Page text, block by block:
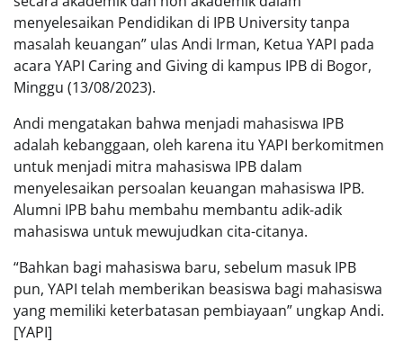
menyelesaikan Pendidikan di IPB University tanpa
masalah keuangan” ulas Andi Irman, Ketua YAPI pada
acara YAPI Caring and Giving di kampus IPB di Bogor,
Minggu (13/08/2023).
Andi mengatakan bahwa menjadi mahasiswa IPB
adalah kebanggaan, oleh karena itu YAPI berkomitmen
untuk menjadi mitra mahasiswa IPB dalam
menyelesaikan persoalan keuangan mahasiswa IPB.
Alumni IPB bahu membahu membantu adik-adik
mahasiswa untuk mewujudkan cita-citanya.
“Bahkan bagi mahasiswa baru, sebelum masuk IPB
pun, YAPI telah memberikan beasiswa bagi mahasiswa
yang memiliki keterbatasan pembiayaan” ungkap Andi.
[YAPI]